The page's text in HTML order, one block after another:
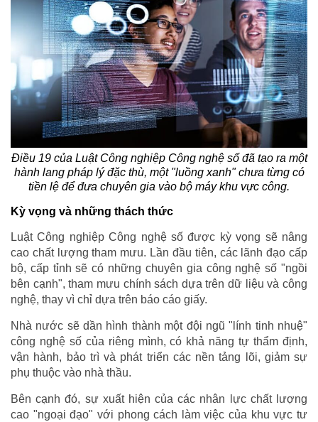
Điều 19 của Luật Công nghiệp Công nghệ số đã tạo ra một
hành lang pháp lý đặc thù, một "luồng xanh" chưa từng có
tiền lệ để đưa chuyên gia vào bộ máy khu vực công.
Kỳ vọng và những thách thức
Luật Công nghiệp Công nghệ số được kỳ vọng sẽ nâng
cao chất lượng tham mưu. Lần đầu tiên, các lãnh đạo cấp
bộ, cấp tỉnh sẽ có những chuyên gia công nghệ số "ngồi
bên cạnh", tham mưu chính sách dựa trên dữ liệu và công
nghệ, thay vì chỉ dựa trên báo cáo giấy.
Nhà nước sẽ dần hình thành một đội ngũ "lính tinh nhuệ"
công nghệ số của riêng mình, có khả năng tự thẩm định,
vận hành, bảo trì và phát triển các nền tảng lõi, giảm sự
phụ thuộc vào nhà thầu.
Bên cạnh đó, sự xuất hiện của các nhân lực chất lượng
cao "ngoại đạo" với phong cách làm việc của khu vực tư